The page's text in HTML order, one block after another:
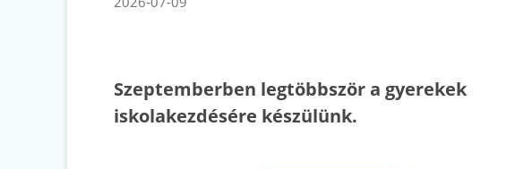
Szeptemberben legtöbbször a gyerekek
iskolakezdésére készülünk.